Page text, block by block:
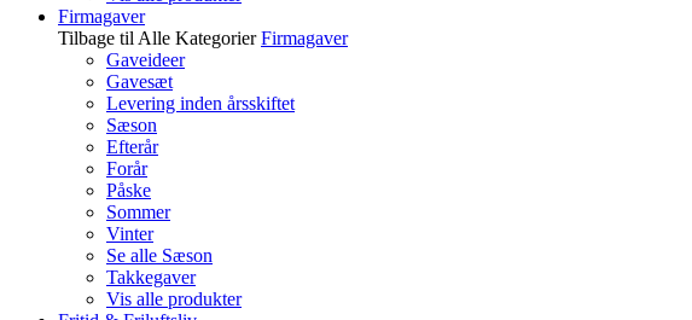
Firmagaver
Tilbage til Alle Kategorier Firmagaver
Gaveideer
Gavesæt
Levering inden årsskiftet
Sæson
Efterår
Forår
Påske
Sommer
Vinter
Se alle Sæson
Takkegaver
Vis alle produkter